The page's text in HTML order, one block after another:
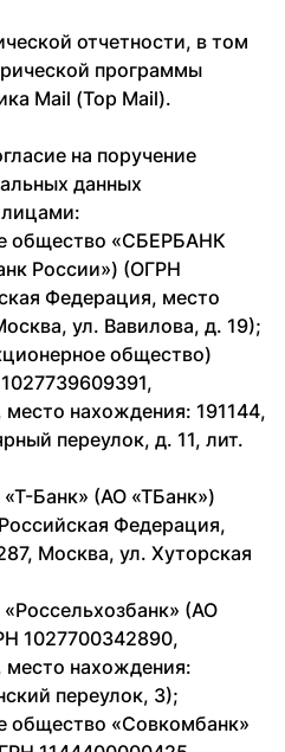
отчетности, в том
программы
Mail (Top Mail).
на поручение
данных
общество «СБЕРБАНК
России») (ОГРН
Федерация, место
ул. Вавилова, д. 19);
общество)
нахождения: 191144,
переулок, д. 11, лит.
Банк» (АО «ТБанк»)
Федерация,
Москва, ул. Хуторская
(АО
1027700342890,
место нахождения:
переулок, 3);
общество «Совкомбанк»